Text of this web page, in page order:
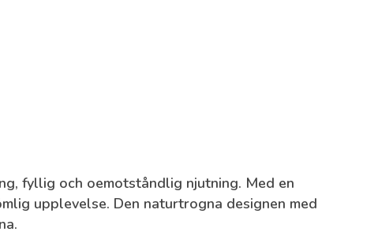
fyllig och oemotståndlig njutning. Med en
upplevelse. Den naturtrogna designen med